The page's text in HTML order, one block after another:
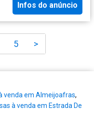
Infos do anúncio
5 >
venda em Almeijoafras,
à venda em Estrada De